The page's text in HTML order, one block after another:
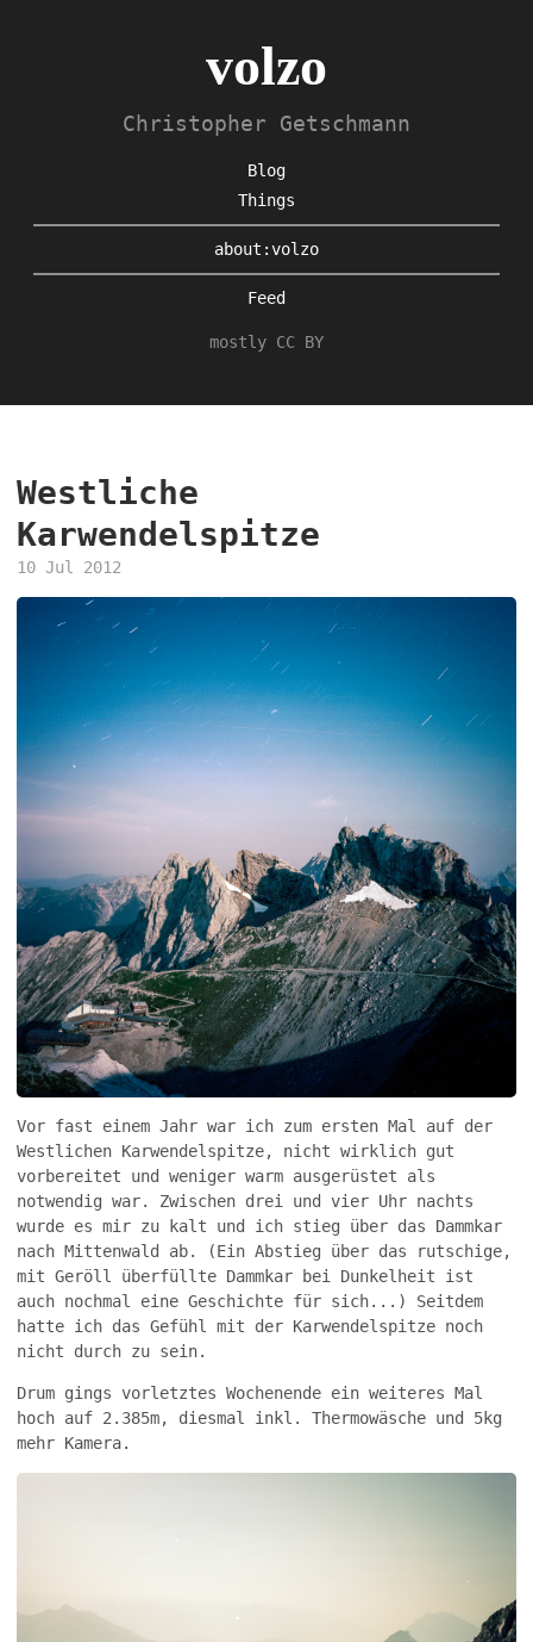
volzo
Christopher Getschmann
Blog
Things
about:volzo
Feed
mostly CC BY
Westliche
Karwendelspitze
10 Jul 2012
Vor fast einem Jahr war ich zum ersten Mal auf der
Westlichen Karwendelspitze, nicht wirklich gut
vorbereitet und weniger warm ausgerüstet als
notwendig war. Zwischen drei und vier Uhr nachts
wurde es mir zu kalt und ich stieg über das Dammkar
nach Mittenwald ab. (Ein Abstieg über das rutschige,
mit Geröll überfüllte Dammkar bei Dunkelheit ist
auch nochmal eine Geschichte für sich...) Seitdem
hatte ich das Gefühl mit der Karwendelspitze noch
nicht durch zu sein.
Drum gings vorletztes Wochenende ein weiteres Mal
hoch auf 2.385m, diesmal inkl. Thermowäsche und 5kg
mehr Kamera.